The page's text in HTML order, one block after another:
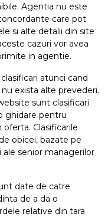
Agentia nu este
care pot
si alte detalii din site
cazuri vor avea
in agentie.
atunci cand
exista alte prevederi.
sunt clasificari
ghidare pentru
Clasificarile
obicei, bazate pe
senior managerilor
date de catre
de a da o
relative din tara